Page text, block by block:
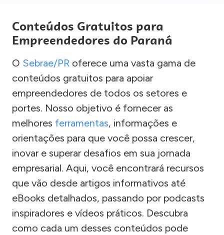
Conteúdos Gratuitos para
Empreendedores do Paraná
O Sebrae/PR oferece uma vasta gama de
conteúdos gratuitos para apoiar
empreendedores de todos os setores e
portes. Nosso objetivo é fornecer as
melhores ferramentas, informações e
orientações para que você possa crescer,
inovar e superar desafios em sua jornada
empresarial. Aqui, você encontrará recursos
que vão desde artigos informativos até
eBooks detalhados, passando por podcasts
inspiradores e vídeos práticos. Descubra
como cada um desses conteúdos pode